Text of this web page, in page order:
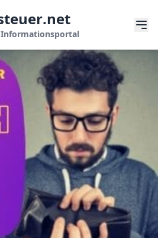
.net
Informationsportal